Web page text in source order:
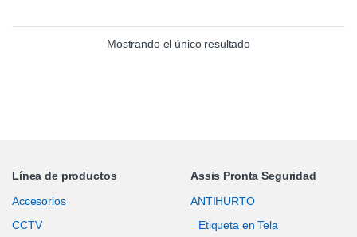
Mostrando el único resultado
Línea de productos
Accesorios
CCTV
Assis Pronta Seguridad
ANTIHURTO
Etiqueta en Tela